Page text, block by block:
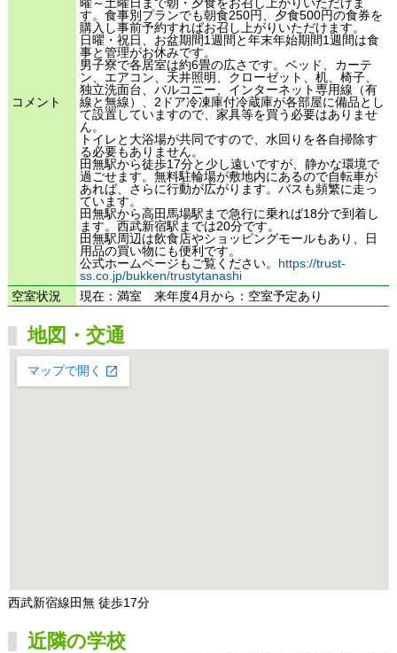
コメント
曜～土曜日まで朝・夕食をお召し上がりいただけま
す。食事別プランでも朝食250円、夕食500円の食券を
購入し事前予約すればお召し上がりいただけます。
日曜・祝日、お盆期間1週間と年末年始期間1週間は食
事と管理がお休みです。
男子寮で各居室は約6畳の広さです。ベッド、カーテ
ン、エアコン、天井照明、クローゼット、机、椅子、
独立洗面台、バルコニー、インターネット専用線（有
線と無線）、2ドア冷凍庫付冷蔵庫が各部屋に備品とし
て設置していますので、家具等を買う必要はありませ
ん。
トイレと大浴場が共同ですので、水回りを各自掃除す
る必要もありません。
田無駅から徒歩17分と少し遠いですが、静かな環境で
過ごせます。無料駐輪場が敷地内にあるので自転車が
あれば、さらに行動が広がります。バスも頻繁に走っ
ています。
田無駅から高田馬場駅まで急行に乗れば18分で到着し
ます。西武新宿駅までは20分です。
田無駅周辺は飲食店やショッピングモールもあり、日
用品の買い物にも便利です。
公式ホームページもご覧ください。 https://trust-
ss.co.jp/bukken/trustytanashi
空室状況
現在：満室 来年度4月から：空室予定あり
地図・交通
西武新宿線田無 徒歩17分
近隣の学校